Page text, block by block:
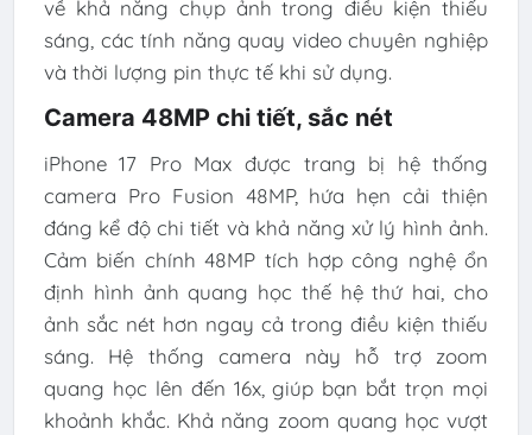
về khả năng chụp ảnh trong điều kiện thiếu
sáng, các tính năng quay video chuyên nghiệp
và thời lượng pin thực tế khi sử dụng.
Camera 48MP chi tiết, sắc nét
iPhone 17 Pro Max được trang bị hệ thống
camera Pro Fusion 48MP, hứa hẹn cải thiện
đáng kể độ chi tiết và khả năng xử lý hình ảnh.
Cảm biến chính 48MP tích hợp công nghệ ổn
định hình ảnh quang học thế hệ thứ hai, cho
ảnh sắc nét hơn ngay cả trong điều kiện thiếu
sáng. Hệ thống camera này hỗ trợ zoom
quang học lên đến 16x, giúp bạn bắt trọn mọi
khoảnh khắc. Khả năng zoom quang học vượt